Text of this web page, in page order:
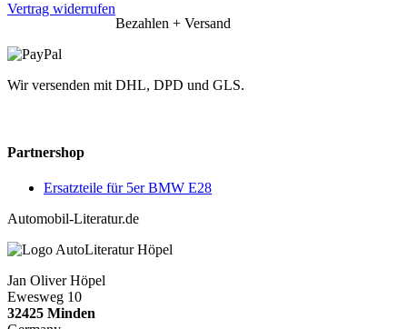
Vertrag widerrufen
Bezahlen + Versand
Wir versenden mit DHL, DPD und GLS.
Partnershop
Ersatzteile für 5er BMW E28
Automobil-Literatur.de
Jan Oliver Höpel
Ewesweg 10
32425 Minden